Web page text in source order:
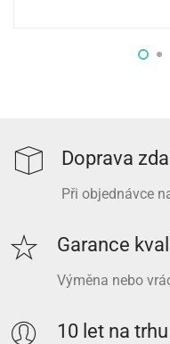
Doprava
Při objednávce
Garance
Výměna nebo
10 let na trhu